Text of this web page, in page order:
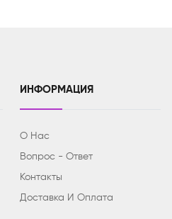
ИНФОРМАЦИЯ
О Нас
Вопрос - Ответ
Контакты
Доставка И Оплата